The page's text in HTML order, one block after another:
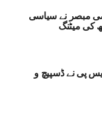
مبصر نے سیاسی
پی نے ڈسپیچ و